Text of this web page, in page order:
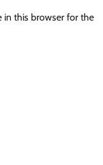
in this browser for the